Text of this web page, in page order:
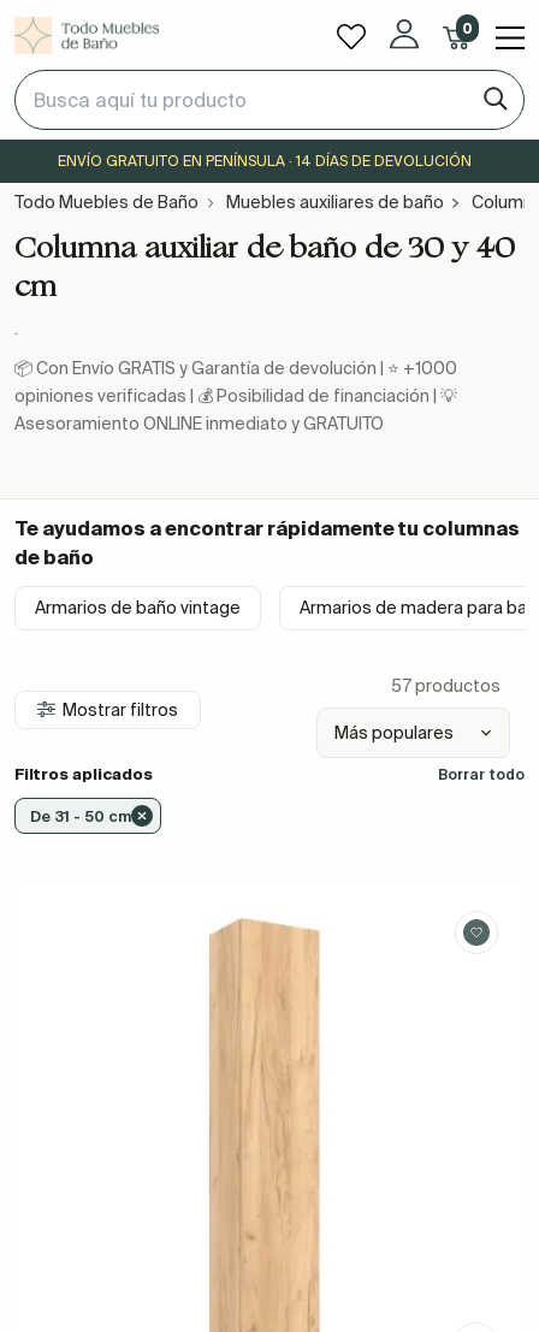
0
ENVÍO GRATUITO EN PENÍNSULA · 14 DÍAS DE DEVOLUCIÓN
Todo Muebles de Baño Muebles auxiliares de baño
Columna auxiliar de baño de 30 y 40
cm
.
📦 Con Envío GRATIS y Garantía de devolución | ⭐ +1000
opiniones verificadas | 💰 Posibilidad de financiación | 💡
Asesoramiento ONLINE inmediato y GRATUITO
Te ayudamos a encontrar rápidamente tu columnas
de baño
Armarios de baño vintage Armarios de madera para
Mostrar filtros
57 productos
Filtros aplicados Borrar todo
De 31 - 50 cm